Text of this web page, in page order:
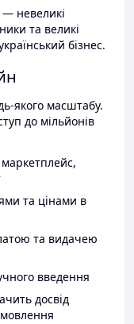
— невеликі
та великі
бізнес.
якого масштабу.
до мільйонів
та цінами в
та видачею
введення
досвід